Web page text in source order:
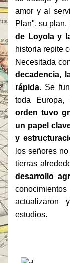
amor y al
Plan", su
de Loyola y
historia repite
Necesitada
decadencia,
rápida. Se
toda Europa,
orden tuvo
un papel
y
los señores
tierras
desarrollo
actualizaron
estudios.